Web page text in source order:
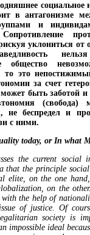
в антагонизме
и
Сопротивление
уклониться от
общество
то это
за счет
быть заботой и
не беспредел и
с ними.
today, or In what
the current social
that the principle
elite, on the one
on the
the help of
of justice. Of
society is
impossible ideal